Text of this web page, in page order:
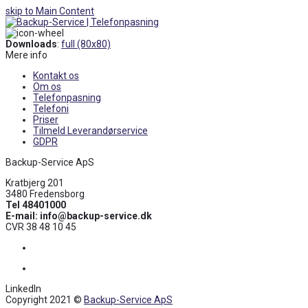
skip to Main Content
Open
Mobile
Menu
Downloads: full (80x80)
Mere info
Kontakt os
Om os
Telefonpasning
Telefoni
Priser
Tilmeld Leverandørservice
GDPR
Backup-Service ApS
Kratbjerg 201
3480 Fredensborg
Tel 48401000
E-mail: info@backup-service.dk
CVR 38 48 10 45
LinkedIn
Copyright 2021 © Backup-Service ApS